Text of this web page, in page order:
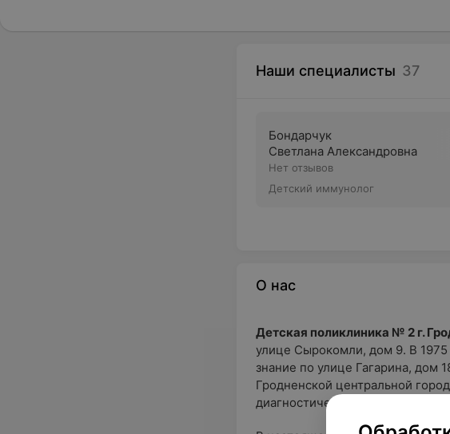
Наши специалисты 37
Бондарчук
Светлана Александровна
Нет отзывов
Детский иммунолог
О нас
Детская поликлиника № 2 г.
улице Сырокомли, дом 9. В 1975
знание по улице Гагарина, дом
Гродненской центральной
диагностическую помощь